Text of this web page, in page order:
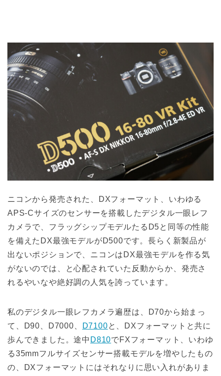
ニコンから発売された、DXフォーマット、いわゆる
APS-Cサイズのセンサーを搭載したデジタル一眼レフ
カメラで、フラッグシップモデルたるD5と同等の性能
を備えたDX最強モデルがD500です。長らく新製品が
出ないポジションで、ニコンはDX最強モデルを作る気
がないのでは、と心配されていた反動からか、発売さ
れるやいなや絶好調の人気を誇っています。
私のデジタル一眼レフカメラ遍歴は、D70から始まっ
て、D90、D7000、
D7100と、DXフォーマットと共に
歩んできました。途中 D810でFXフォーマット、いわゆ
る35mmフルサイズセンサー搭載モデルを増やしたもの
の、DXフォーマットにはそれなりに思い入れがありま